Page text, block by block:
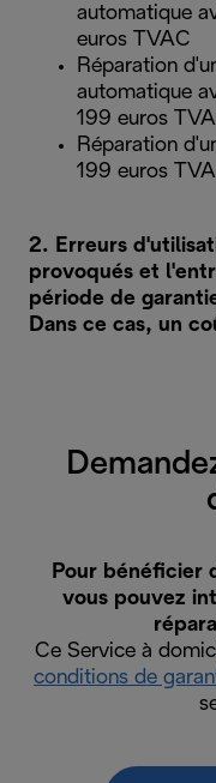
automatique
euros TVAC
Réparation
automatique
199 euros
Réparation
199 euros
2. Erreurs
provoqués et
période de
Dans ce cas, un
Pour bénéficier
vous pouvez
Ce Service à
conditions de